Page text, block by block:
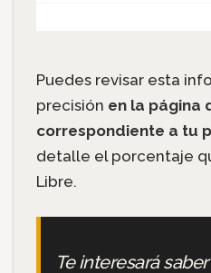
Puedes revisar esta
precisión en la página
correspondiente a tu
detalle el porcentaje
Libre.
Te interesará saber